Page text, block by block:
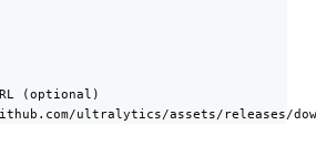
(optional)
ultralytics/assets/releases/